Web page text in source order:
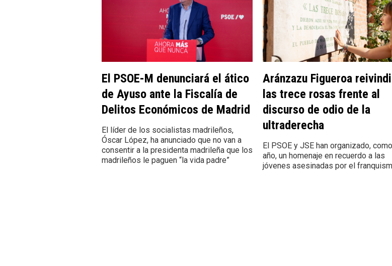
El PSOE-M denunciará el ático
de Ayuso ante la Fiscalía de
Delitos Económicos de Madrid
El líder de los socialistas madrileños,
Óscar López, ha anunciado que no van a
consentir a la presidenta madrileña que los
madrileños le paguen “la vida padre”
Aránzazu Figueroa
las trece rosas frente al
discurso de odio de la
ultraderecha
El PSOE y JSE han organizado,
año, un homenaje en recuerdo a las
jóvenes asesinadas por el